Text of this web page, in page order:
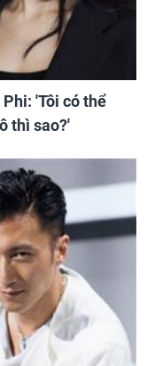
'Tôi có thể
thì sao?'